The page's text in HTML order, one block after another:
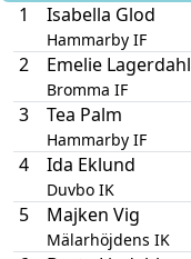
1
Isabella Glod
Hammarby IF
2 Emelie Lagerdahl
Bromma IF
3 Tea Palm
Hammarby IF
4 Ida Eklund
Duvbo IK
5 Majken Vig
Mälarhöjdens IK